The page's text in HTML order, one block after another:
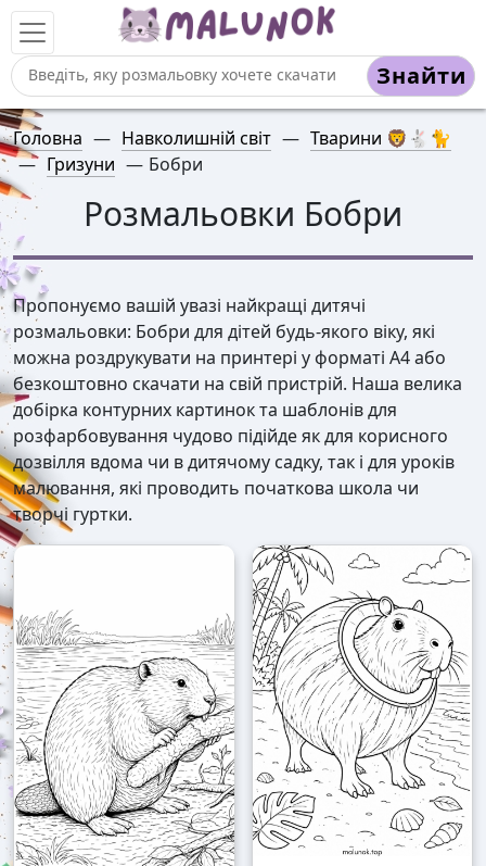
Знайти
Головна — Навколишній світ — Тварини 🦁🐇🐈
— Гризуни — Бобри
Розмальовки Бобри
Пропонуємо вашій увазі найкращі дитячі
розмальовки: Бобри для дітей будь-якого віку, які
можна роздрукувати на принтері у форматі А4 або
безкоштовно скачати на свій пристрій. Наша велика
добірка контурних картинок та шаблонів для
розфарбовування чудово підійде як для корисного
дозвілля вдома чи в дитячому садку, так і для уроків
малювання, які проводить початкова школа чи
творчі гуртки.